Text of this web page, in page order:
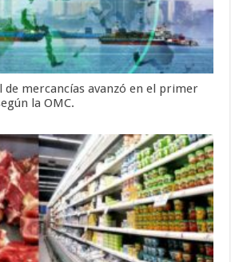
de mercancías avanzó en el primer
la OMC.